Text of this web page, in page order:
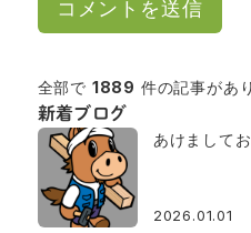
全部で 1889 件の記事があ
新着ブログ
あけまして
2026.01.01